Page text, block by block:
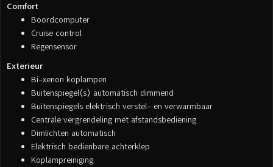
Comfort
Boordcomputer
Cruise control
Regensensor
Exterieur
Bi-xenon koplampen
Buitenspiegel(s) automatisch dimmend
Buitenspiegels elektrisch verstel- en verwarmbaar
Centrale vergrendeling met afstandsbediening
Dimlichten automatisch
Elektrisch bedienbare achterklep
Koplampreiniging